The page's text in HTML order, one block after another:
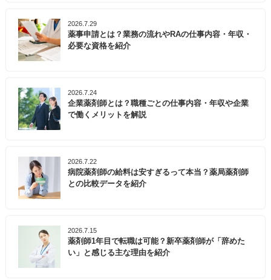
2026.7.29
薬事申請とは？業務の流れやRAの仕事内容・年収・
必要な資格を紹介
2026.7.24
企業薬剤師とは？職種ごとの仕事内容・年収や企業
で働くメリットを解説
2026.7.22
病院薬剤師の給料は安すぎるって本当？薬局薬剤師
との比較データを紹介
2026.7.15
薬剤師1年目で転職は可能？新卒薬剤師が「辞めた
い」と感じる主な理由を紹介